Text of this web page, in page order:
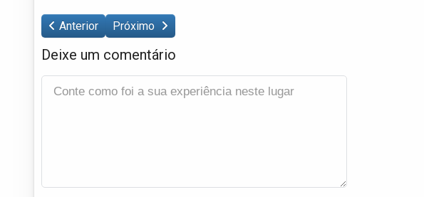
Anterior Próximo
Deixe um comentário